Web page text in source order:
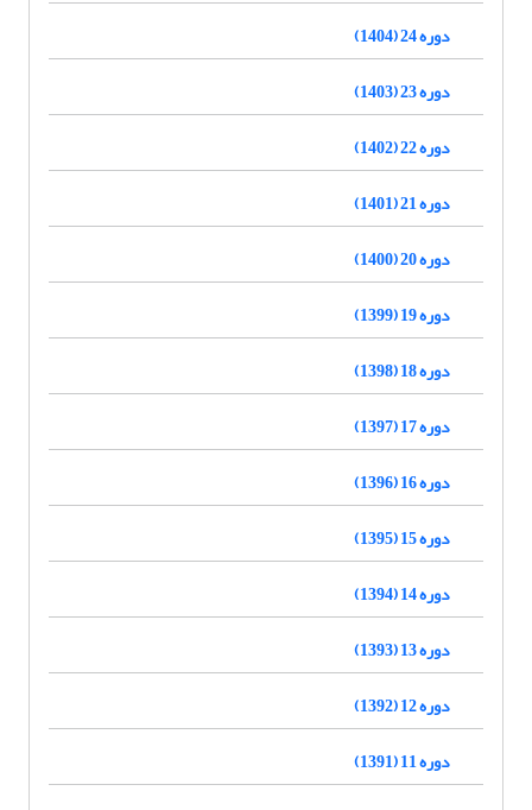
دوره 24 (1404)
دوره 23 (1403)
دوره 22 (1402)
دوره 21 (1401)
دوره 20 (1400)
دوره 19 (1399)
دوره 18 (1398)
دوره 17 (1397)
دوره 16 (1396)
دوره 15 (1395)
دوره 14 (1394)
دوره 13 (1393)
دوره 12 (1392)
دوره 11 (1391)